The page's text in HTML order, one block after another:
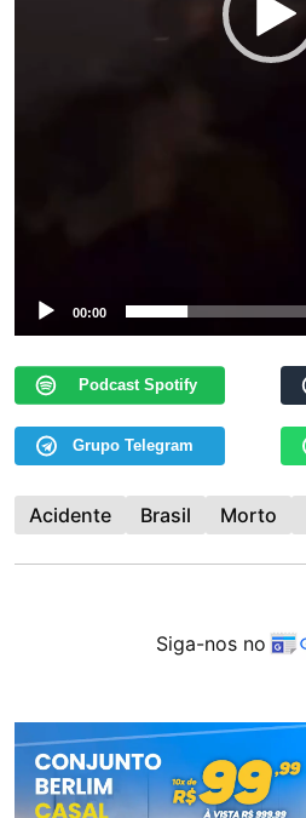
00:00
Podcast Spotify
Grupo Telegram
Acidente Brasil Morto
Siga-nos no